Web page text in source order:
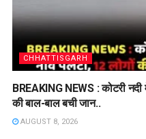
CHHATTISGARH
BREAKING NEWS : कोटरी नदी
की बाल-बाल बची जान..
AUGUST 8, 2026